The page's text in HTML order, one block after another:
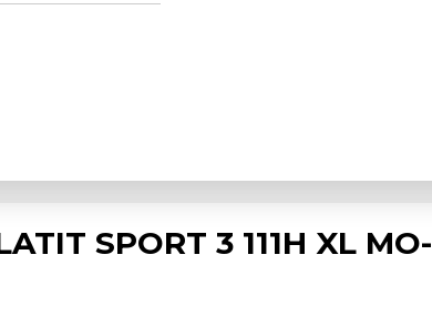
SPORT 3 111H XL MO-